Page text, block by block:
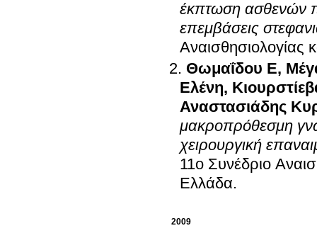
έκπτωση ασθενών
επεμβάσεις
Αναισθησιολογίας
Θωμαΐδου Ε,
Ελένη,
Αναστασιάδης
μακροπρόθεσμη
χειρουργική
11ο Συνέδριο
Ελλάδα.
2009